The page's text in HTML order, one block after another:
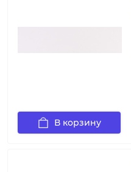
В корзину